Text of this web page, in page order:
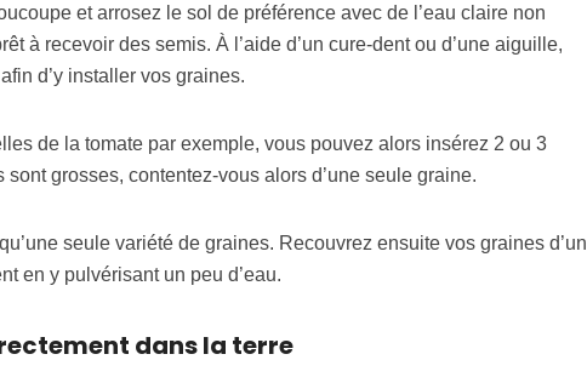
et arrosez le sol de préférence avec de l’eau claire non
à recevoir des semis. À l’aide d’un cure-dent ou d’une aiguille,
d’y installer vos graines.
de la tomate par exemple, vous pouvez alors insérez 2 ou 3
grosses, contentez-vous alors d’une seule graine.
seule variété de graines. Recouvrez ensuite vos graines d’un
en y pulvérisant un peu d’eau.
dans la terre